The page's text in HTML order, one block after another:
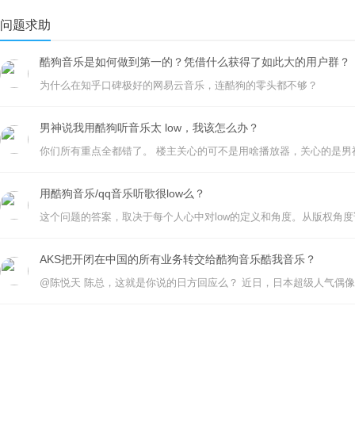
问题求助
酷狗音乐是如何做到第一的？凭借什么获得了如此大的用户群？
为什么在知乎口碑极好的网易云音乐，连酷狗的零头都不够？
男神说我用酷狗听音乐太 low，我该怎么办？
用酷狗音乐/qq音乐听歌很low么？
AKS把开闭在中国的所有业务转交给酷狗音乐酷我音乐？